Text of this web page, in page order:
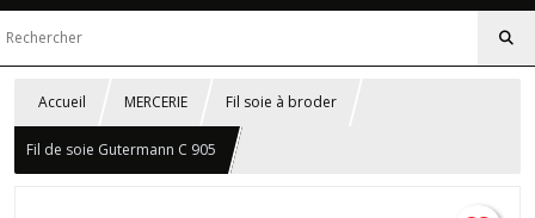
Accueil MERCERIE Fil soie à broder
Fil de soie Gutermann C 905